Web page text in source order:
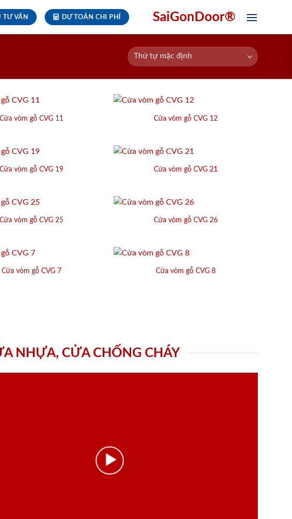
TƯ VẤN DỰ TOÁN CHI PHÍ SaiGonDoor®
Cửa vòm gỗ CVG 11 Cửa vòm gỗ CVG 12
Cửa vòm gỗ CVG 19 Cửa vòm gỗ CVG 21
Cửa vòm gỗ CVG 25 Cửa vòm gỗ CVG 26
Cửa vòm gỗ CVG 7 Cửa vòm gỗ CVG 8
NHỰA, CỬA CHỐNG CHÁY